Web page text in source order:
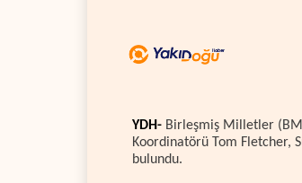
YDH- Birleşmiş Milletler
Koordinatörü Tom Fletcher,
bulundu.